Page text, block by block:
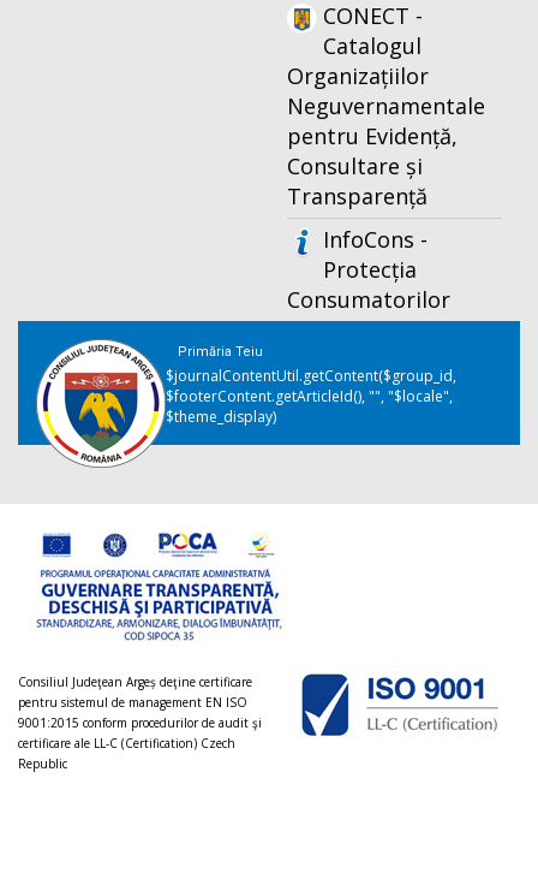
CONECT -
Catalogul
Organizațiilor
Neguvernamentale
pentru Evidență,
Consultare și
Transparență
InfoCons -
Protecția
Consumatorilor
Primăria Teiu
$journalContentUtil.getContent($group_id,
$footerContent.getArticleId(), "", "$locale",
$theme_display)
Consiliul Judeţean Argeș deţine certificare
pentru sistemul de management EN ISO
9001:2015 conform procedurilor de audit şi
certificare ale LL-C (Certification) Czech
Republic